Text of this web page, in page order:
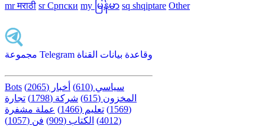
mr मराठी sr Српски my မြန်မာ sq shqiptare Other
مجموعة Telegram وقاعدة بيانات القناة
Bots سياسي (610)
أخبار (2065)
المخزون (615)
شركة (1798)
تجارة
(1569)
تعليم (1466)
عملة مشفرة
(4012)
الكتاب (909)
فن (1057)